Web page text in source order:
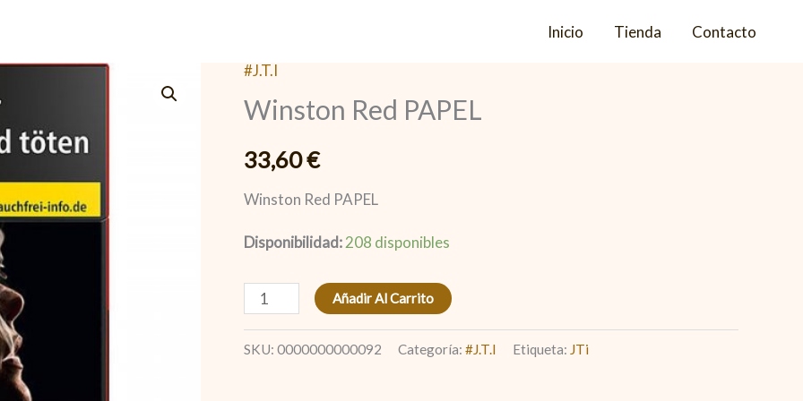
Inicio Tienda Contacto
#J.T.I
Winston Red PAPEL
33,60€
Winston Red PAPEL
Disponibilidad:208 disponibles
Winston
Red
cantidad
Añadir Al Carrito
SKU: 0000000000092 Categoría: #J.T.I Etiqueta: JTi